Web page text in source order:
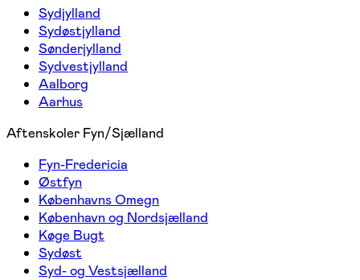
Sydjylland
Sydøstjylland
Sønderjylland
Sydvestjylland
Aalborg
Aarhus
Aftenskoler Fyn/Sjælland
Fyn-Fredericia
Østfyn
Københavns Omegn
København og Nordsjælland
Køge Bugt
Sydøst
Syd- og Vestsjælland